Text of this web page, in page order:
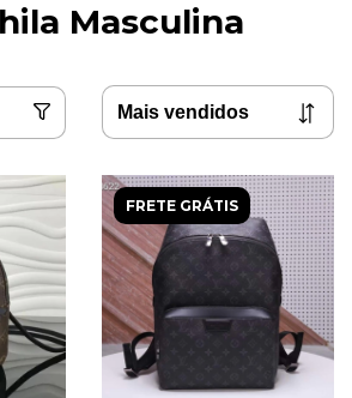
Masculina
FRETE GRÁTIS